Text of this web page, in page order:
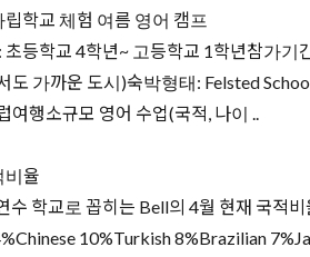
학교 체험 여름 영어 캠프
등학교 4학년~ 고등학교 1학년참가
도 가까운 도시)숙박형태: Felsted
여행소규모 영어 수업(국적, 나이 ..
비율
수 학교로 꼽히는 Bell의 4월 현재 국
10%Turkish 8%Brazilian